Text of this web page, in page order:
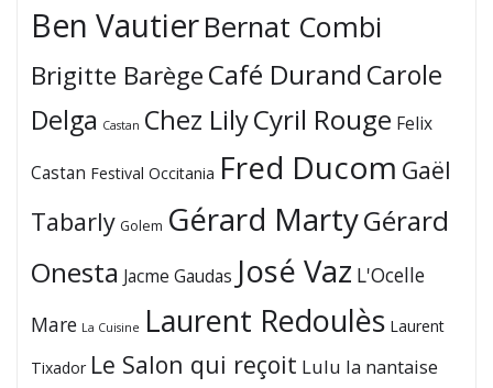
Ben VautierBernat Combi
Brigitte BarègeCafé Durand Carole
Delga Castan Chez LilyCyril Rouge Felix
Castan Festival Occitania Fred Ducom Gaël
Tabarly Golem Gérard MartyGérard
Onesta Jacme Gaudas José Vaz L'Ocelle
Mare La Cuisine Laurent Redoulès Laurent
Tixador Le Salon qui reçoit Lulu la nantaise